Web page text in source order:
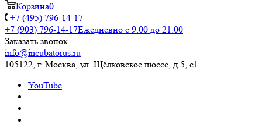
Корзина0
+7 (495) 796-14-17
+7 (903) 796-14-17Ежедневно с 9:00 до 21:00
Заказать звонок
info@incubatorus.ru
105122, г. Москва, ул. Щёлковское шоссе, д.5, с1
YouTube